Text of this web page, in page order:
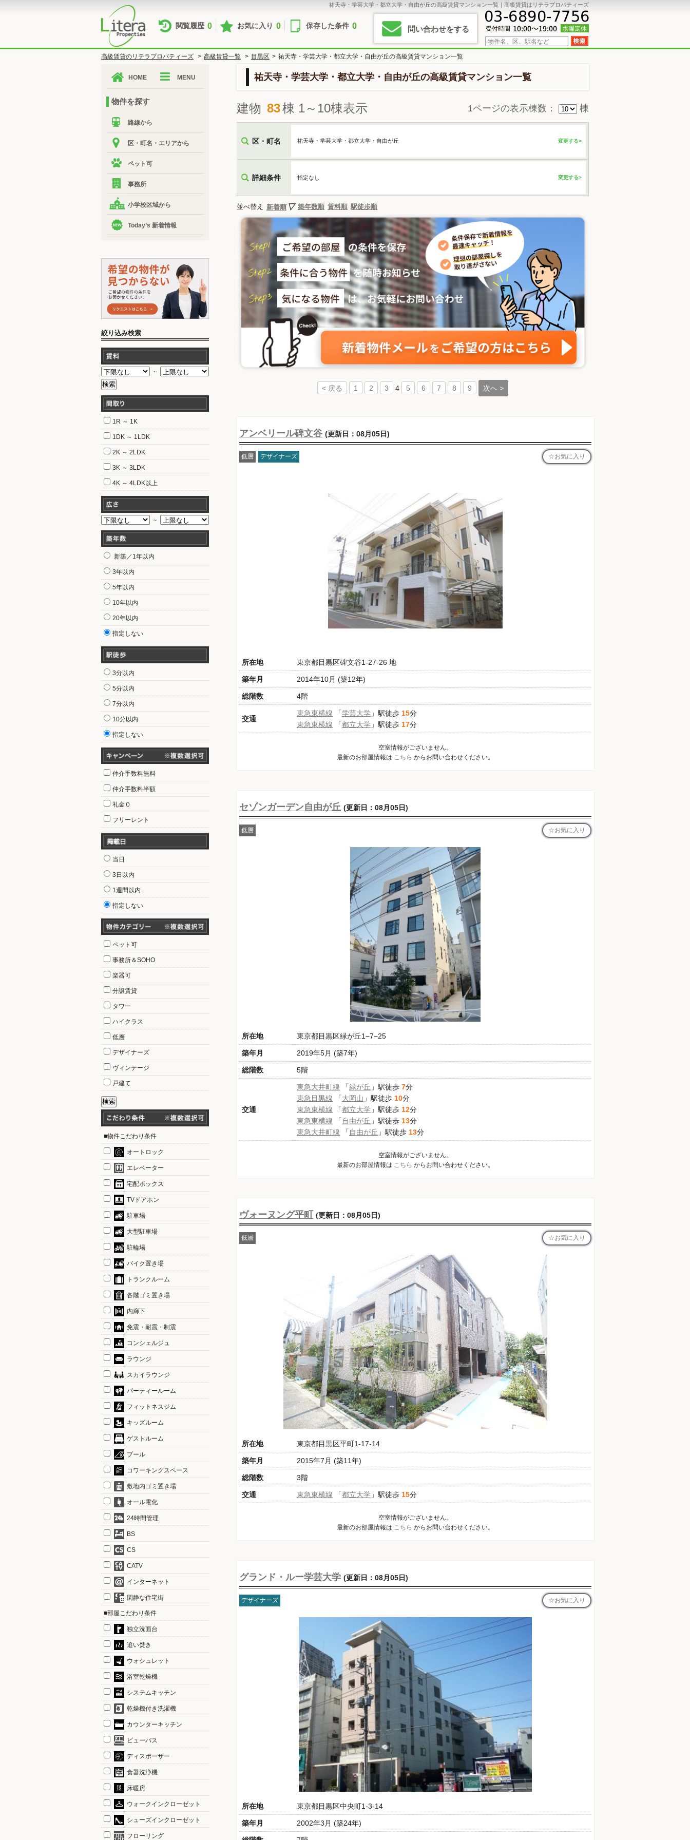
祐天寺・学芸大学・都立大学・自由が丘の高級賃貸マンション一覧｜高級賃貸はリテラプロパティーズ
閲覧履歴 0 お気に入り 0 保存した条件 0 問い合わせをする
高級賃貸のリテラプロパティーズ > 高級賃貸一覧 > 目黒区 > 祐天寺・学芸大学・都立大学・自由が丘の高級賃貸マンション一覧
祐天寺・学芸大学・都立大学・自由が丘の高級賃貸マンション一覧
建物 83棟 1～10棟表示 1ページの表示棟数： 棟
区・町名 祐天寺・学芸大学・都立大学・自由が丘 変更する>
詳細条件 指定なし 変更する>
並べ替え 新着順 築年数順 賃料順 駅徒歩順
< 戻る 1 2 3 4 5 6 7 8 9 次へ >
アンベリール碑文谷 (更新日：08月05日)
低層 デザイナーズ お気に入り
所在地 東京都目黒区碑文谷1-27-26 地
築年月 2014年10月 (築12年)
総階数 4階
交通
東急東横線 「学芸大学 」駅徒歩 15分
東急東横線 「都立大学 」駅徒歩 17分
空室情報がございません。
最新のお部屋情報は こちら からお問い合わせください。
セゾンガーデン自由が丘 (更新日：08月05日)
低層 お気に入り
所在地 東京都目黒区緑が丘1−7−25
築年月 2019年5月 (築7年)
総階数 5階
交通
東急大井町線 「緑が丘 」駅徒歩 7分
東急目黒線 「大岡山 」駅徒歩 10分
東急東横線 「都立大学 」駅徒歩 12分
東急東横線 「 自由が丘 」駅徒歩 13分
東急大井町線 「 自由が丘 」駅徒歩 13分
空室情報がございません。
最新のお部屋情報は こちら からお問い合わせください。
ヴォーヌング平町 (更新日：08月05日)
低層 お気に入り
所在地 東京都目黒区平町1-17-14
築年月 2015年7月 (築11年)
総階数 3階
交通 東急東横線 「都立大学 」駅徒歩 15分
空室情報がございません。
最新のお部屋情報は こちら からお問い合わせください。
グランド・ルー学芸大学 (更新日：08月05日)
デザイナーズ お気に入り
所在地 東京都目黒区中央町1-3-14
築年月 2002年3月 (築24年)
HOME MENU
物件を探す
路線から
区・町名・エリアから
ペット可
事務所
小学校区域から
Today’s 新着情報
絞り込み検索
～
1R ～ 1K
1DK ～ 1LDK
2K ～ 2LDK
3K ～ 3LDK
4K ～ 4LDK以上
～
新築／1年以内
3年以内
5年以内
10年以内
20年以内
指定しない
3分以内
5分以内
7分以内
10分以内
指定しない
仲介手数料無料
仲介手数料半額
礼金０
フリーレント
当日
3日以内
1週間以内
指定しない
ペット可
事務所＆SOHO
楽器可
分譲賃貸
タワー
ハイクラス
低層
デザイナーズ
ヴィンテージ
戸建て
■物件こだわり条件
オートロック
エレベーター
宅配ボックス
TVドアホン
駐車場
大型駐車場
駐輪場
バイク置き場
トランクルーム
各階ゴミ置き場
内廊下
免震・耐震・制震
コンシェルジュ
ラウンジ
スカイラウンジ
パーティールーム
フィットネスジム
キッズルーム
ゲストルーム
プール
コワーキングスペース
敷地内ゴミ置き場
オール電化
24時間管理
BS
CS
CATV
インターネット
閑静な住宅街
■部屋こだわり条件
独立洗面台
追い焚き
ウォシュレット
浴室乾燥機
システムキッチン
乾燥機付き洗濯機
カウンターキッチン
ビューバス
ディスポーザー
食器洗浄機
床暖房
ウォークインクローゼット
シューズインクローゼット
フローリング